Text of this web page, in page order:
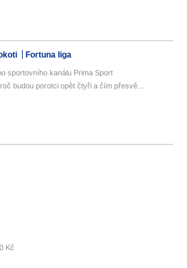
Fortuna liga
sportovního kanálu Prima Sport
budou porotci opět čtyři a čím přesvě...
Kč